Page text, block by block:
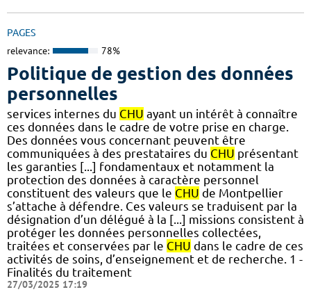
PAGES
relevance: 78%
Politique de gestion des données
personnelles
services internes du CHU ayant un intérêt à connaître
ces données dans le cadre de votre prise en charge.
Des données vous concernant peuvent être
communiquées à des prestataires du CHU présentant
les garanties [...] fondamentaux et notamment la
protection des données à caractère personnel
constituent des valeurs que le CHU de Montpellier
s’attache à défendre. Ces valeurs se traduisent par la
désignation d’un délégué à la [...] missions consistent à
protéger les données personnelles collectées,
traitées et conservées par le CHU dans le cadre de ces
activités de soins, d’enseignement et de recherche. 1 -
Finalités du traitement
27/03/2025 17:19